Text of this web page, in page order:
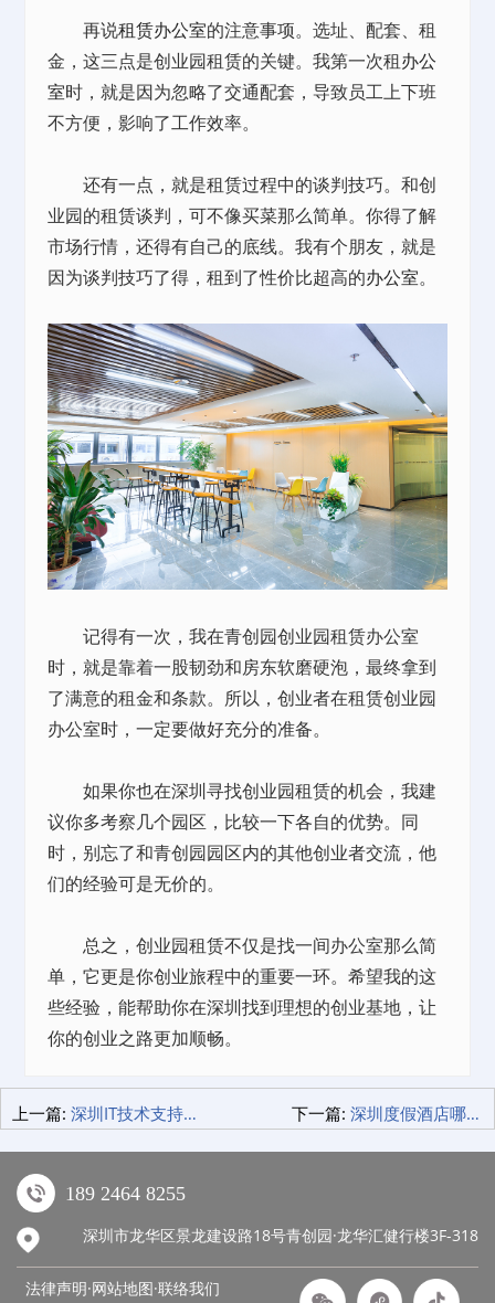
再说租赁办公室的注意事项。选址、配套、租
金，这三点是创业园租赁的关键。我第一次租办公
室时，就是因为忽略了交通配套，导致员工上下班
不方便，影响了工作效率。
还有一点，就是租赁过程中的谈判技巧。和创
业园的租赁谈判，可不像买菜那么简单。你得了解
市场行情，还得有自己的底线。我有个朋友，就是
因为谈判技巧了得，租到了性价比超高的办公室。
记得有一次，我在青创园创业园租赁办公室
时，就是靠着一股韧劲和房东软磨硬泡，最终拿到
了满意的租金和条款。所以，创业者在租赁创业园
办公室时，一定要做好充分的准备。
如果你也在深圳寻找创业园租赁的机会，我建
议你多考察几个园区，比较一下各自的优势。同
时，别忘了和青创园园区内的其他创业者交流，他
们的经验可是无价的。
总之，创业园租赁不仅是找一间办公室那么简
单，它更是你创业旅程中的重要一环。希望我的这
些经验，能帮助你在深圳找到理想的创业基地，让
你的创业之路更加顺畅。
上一篇: 深圳IT技术支持，企业发展的隐形翅膀！ 下一篇: 深圳度假酒店哪家强？米阁睡眠酒店让你不想回家！
189 2464 8255
深圳市龙华区景龙建设路18号青创园·龙华汇健行楼3F-318
法律声明·网站地图·联络我们